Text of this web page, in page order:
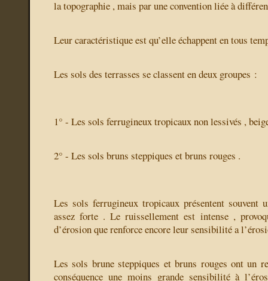
la topographie , mais par une convention liée à
Leur caractéristique est qu’elle échappent en tous
Les sols des terrasses se classent en deux groupes :
1° - Les sols ferrugineux tropicaux non lessivés ,
2° - Les sols bruns steppiques et bruns rouges .
Les sols ferrugineux tropicaux présentent souvent
assez forte . Le ruissellement est intense ,
d’érosion que renforce encore leur sensibilité a
Les sols brune steppiques et bruns rouges ont un
conséquence une moins grande sensibilité à